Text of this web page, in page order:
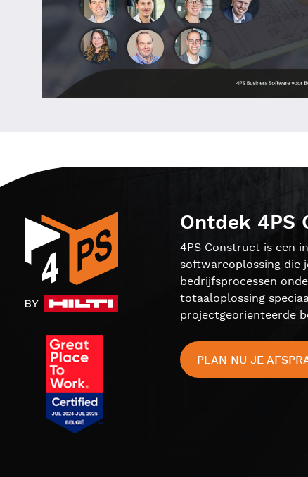
Ontdek 4PS
4PS Construct is een
softwareoplossing die
bedrijfsprocessen
totaaloplossing
projectgeoriënteerde
PLAN NU JE